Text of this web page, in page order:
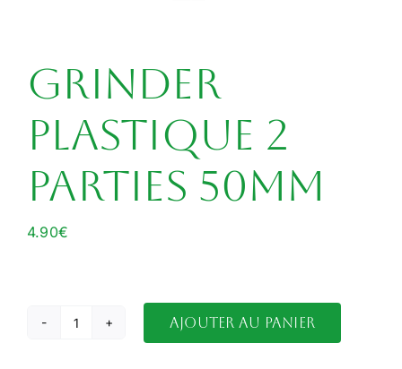
Grinder
plastique 2
parties 50mm
4.90€
quantité
Ajouter au panier